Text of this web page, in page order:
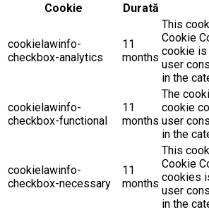
Cookie
Durată
cookielawinfo-
checkbox-analytics
11
months
This
Cookie
cookie
user
in the
cookielawinfo-
checkbox-functional
11
months
The
cookie
user
in the
cookielawinfo-
checkbox-necessary
11
months
This
Cookie
cookies
user
in the